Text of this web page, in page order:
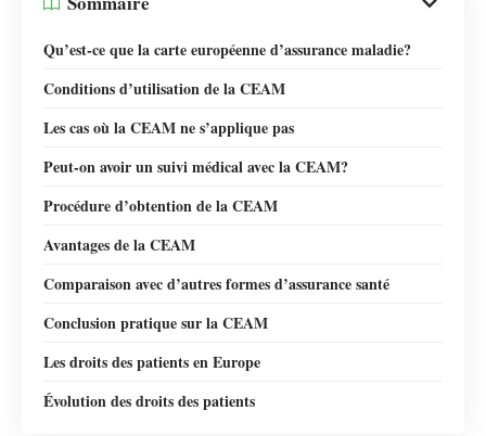
Qu’est-ce que la carte européenne d’assurance maladie?
Conditions d’utilisation de la CEAM
Les cas où la CEAM ne s’applique pas
Peut-on avoir un suivi médical avec la CEAM?
Procédure d’obtention de la CEAM
Avantages de la CEAM
Comparaison avec d’autres formes d’assurance santé
Conclusion pratique sur la CEAM
Les droits des patients en Europe
Évolution des droits des patients